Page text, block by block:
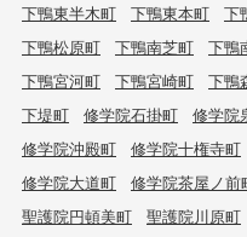
下鴨東半木町
下鴨東本町 下
下鴨松原町
下鴨南芝町 下鴨
下鴨宮河町
下鴨宮崎町 下鴨
下堤町
修学院石掛町 修学院
修学院沖殿町
修学院十権寺町
修学院大道町
修学院茶屋ノ前
聖護院円頓美町
聖護院川原町